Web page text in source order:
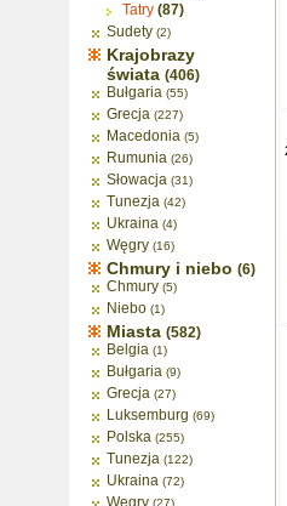
Tatry (87)
Sudety (2)
Krajobrazy
świata (406)
Bułgaria (55)
Grecja (227)
Macedonia (5)
Rumunia (26)
Słowacja (31)
Tunezja (42)
Ukraina (4)
Węgry (16)
Chmury i niebo (6)
Chmury (5)
Niebo (1)
Miasta (582)
Belgia (1)
Bułgaria (9)
Grecja (27)
Luksemburg (69)
Polska (255)
Tunezja (122)
Ukraina (72)
Węgry (27)